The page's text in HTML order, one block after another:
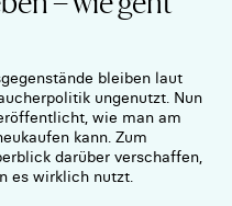
bleiben laut
ungenutzt. Nun
wie man am
kann. Zum
darüber verschaffen,
es wirklich nutzt.